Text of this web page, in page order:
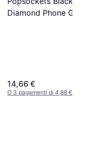
Diamond Phone Grip
14,66 €
O 3 pagamenti di 4,88 €